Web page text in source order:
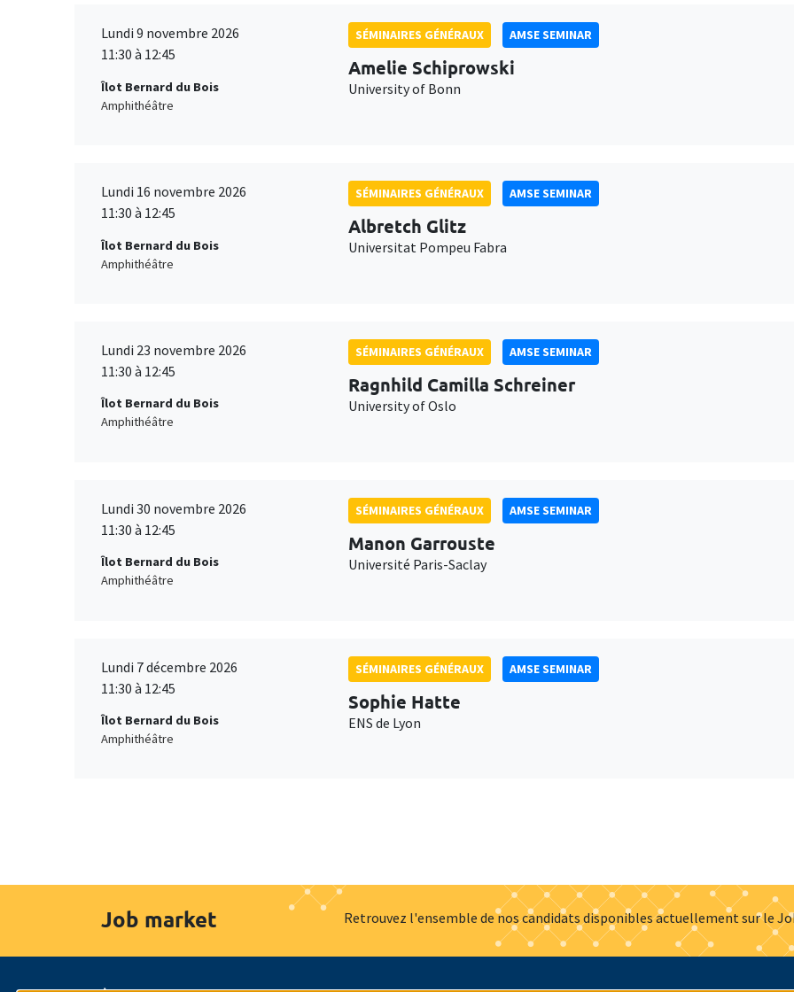
Lundi 9 novembre 2026
11:30 à 12:45
Îlot Bernard du Bois
Amphithéâtre
SÉMINAIRES GÉNÉRAUX AMSE SEMINAR
Amelie Schiprowski
University of Bonn
Lundi 16 novembre 2026
11:30 à 12:45
Îlot Bernard du Bois
Amphithéâtre
SÉMINAIRES GÉNÉRAUX AMSE SEMINAR
Albretch Glitz
Universitat Pompeu Fabra
Lundi 23 novembre 2026
11:30 à 12:45
Îlot Bernard du Bois
Amphithéâtre
SÉMINAIRES GÉNÉRAUX AMSE SEMINAR
Ragnhild Camilla Schreiner
University of Oslo
Lundi 30 novembre 2026
11:30 à 12:45
Îlot Bernard du Bois
Amphithéâtre
SÉMINAIRES GÉNÉRAUX AMSE SEMINAR
Manon Garrouste
Université Paris-Saclay
Lundi 7 décembre 2026
11:30 à 12:45
Îlot Bernard du Bois
Amphithéâtre
SÉMINAIRES GÉNÉRAUX AMSE SEMINAR
Sophie Hatte
ENS de Lyon
Job market Retrouvez l'ensemble de nos candidats disponibles actuellement sur le